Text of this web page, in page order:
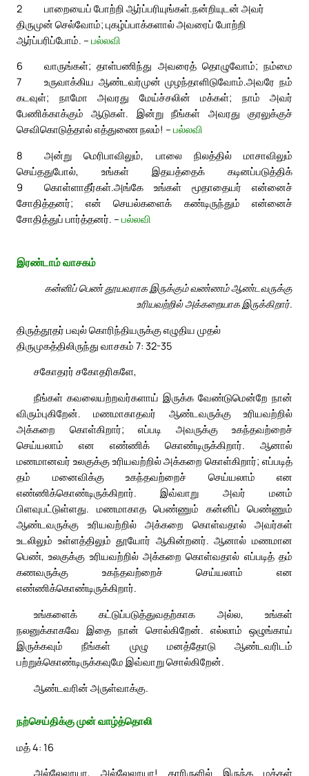
பாறையைப் போற்றி ஆர்ப்பரியுங்கள்.
2
நன்றியுடன் அவர்
திருமுன் செல்வோம்; புகழ்ப்பாக்களால் அவரைப் போற்றி
ஆர்ப்பரிப்போம். – பல்லவி
6
வாருங்கள்; தாள்பணிந்து அவரைத் தொழுவோம்; நம்மை
உருவாக்கிய ஆண்டவர்முன் முழந்தாளிடுவோம்.
7
அவரே நம்
கடவுள்; நாமோ அவரது மேய்ச்சலின் மக்கள்; நாம் அவர்
பேணிக்காக்கும் ஆடுகள். இன்று நீங்கள் அவரது குரலுக்குச்
செவிகொடுத்தால் எத்துணை நலம்! – பல்லவி
8
அன்று மெரிபாவிலும், பாலை நிலத்தில் மாசாவிலும்
செய்ததுபோல், உங்கள் இதயத்தைக் கடினப்படுத்திக்
கொள்ளாதீர்கள்.
9
அங்கே உங்கள் மூதாதையர் என்னைச்
சோதித்தனர்; என் செயல்களைக் கண்டிருந்தும் என்னைச்
சோதித்துப் பார்த்தனர். – பல்லவி
இரண்டாம் வாசகம்
கன்னிப் பெண் தூயவராக இருக்கும் வண்ணம் ஆண்டவருக்கு
உரியவற்றில் அக்கறையாக இருக்கிறார்.
திருத்தூதர் பவுல் கொரிந்தியருக்கு எழுதிய முதல்
திருமுகத்திலிருந்து வாசகம் 7: 32-35
சகோதரர் சகோதரிகளே,
நீங்கள் கவலையற்றவர்களாய் இருக்க வேண்டுமென்றே நான்
விரும்புகிறேன். மணமாகாதவர் ஆண்டவருக்கு உரியவற்றில்
அக்கறை கொள்கிறார்; எப்படி அவருக்கு உகந்தவற்றைச்
செய்யலாம் என எண்ணிக் கொண்டிருக்கிறார். ஆனால்
மணமானவர் உலகுக்கு உரியவற்றில் அக்கறை கொள்கிறார்; எப்படித்
தம் மனைவிக்கு உகந்தவற்றைச் செய்யலாம் என
எண்ணிக்கொண்டிருக்கிறார். இவ்வாறு அவர் மனம்
பிளவுபட்டுள்ளது. மணமாகாத பெண்ணும் கன்னிப் பெண்ணும்
ஆண்டவருக்கு உரியவற்றில் அக்கறை கொள்வதால் அவர்கள்
உடலிலும் உள்ளத்திலும் தூயோர் ஆகின்றனர். ஆனால் மணமான
பெண், உலகுக்கு உரியவற்றில் அக்கறை கொள்வதால் எப்படித் தம்
கணவருக்கு உகந்தவற்றைச் செய்யலாம் என
எண்ணிக்கொண்டிருக்கிறார்.
உங்களைக் கட்டுப்படுத்துவதற்காக அல்ல, உங்கள்
நலனுக்காகவே இதை நான் சொல்கிறேன். எல்லாம் ஒழுங்காய்
இருக்கவும் நீங்கள் முழு மனத்தோடு ஆண்டவரிடம்
பற்றுக்கொண்டிருக்கவுமே இவ்வாறு சொல்கிறேன்.
ஆண்டவரின் அருள்வாக்கு.
நற்செய்திக்கு முன் வாழ்த்தொலி
மத் 4: 16
அல்லேலூயா, அல்லேலூயா! காரிருளில் இருந்த மக்கள்